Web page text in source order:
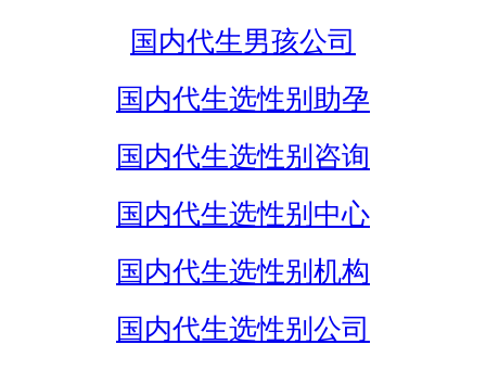
国内代生男孩公司
国内代生选性别助孕
国内代生选性别咨询
国内代生选性别中心
国内代生选性别机构
国内代生选性别公司